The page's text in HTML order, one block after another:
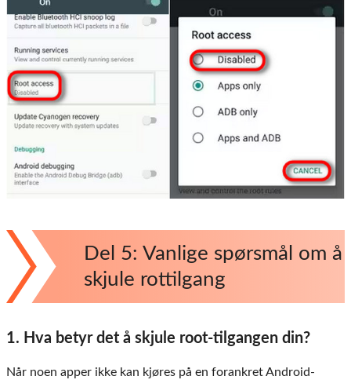
Del 5: Vanlige spørsmål om å
skjule rottilgang
1. Hva betyr det å skjule root-tilgangen din?
Når noen apper ikke kan kjøres på en forankret Android-